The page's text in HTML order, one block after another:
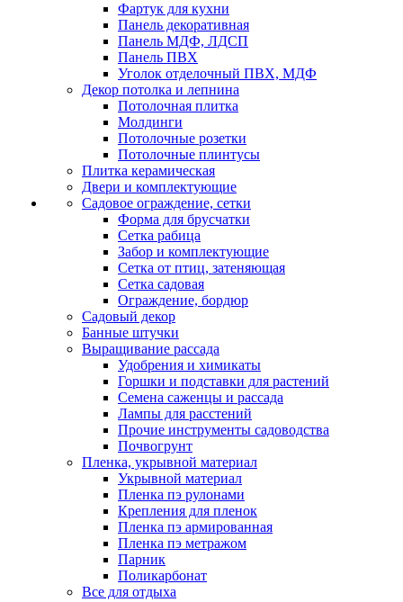
Фартук для кухни
Панель декоративная
Панель МДФ, ЛДСП
Панель ПВХ
Уголок отделочный ПВХ, МДФ
Декор потолка и лепнина
Потолочная плитка
Молдинги
Потолочные розетки
Потолочные плинтусы
Плитка керамическая
Двери и комплектующие
Садовое ограждение, сетки
Форма для брусчатки
Сетка рабица
Забор и комплектующие
Сетка от птиц, затеняющая
Сетка садовая
Ограждение, бордюр
Садовый декор
Банные штучки
Выращивание рассада
Удобрения и химикаты
Горшки и подставки для растений
Семена саженцы и рассада
Лампы для расстений
Прочие инструменты садоводства
Почвогрунт
Пленка, укрывной материал
Укрывной материал
Пленка пэ рулонами
Крепления для пленок
Пленка пэ армированная
Пленка пэ метражом
Парник
Поликарбонат
Все для отдыха